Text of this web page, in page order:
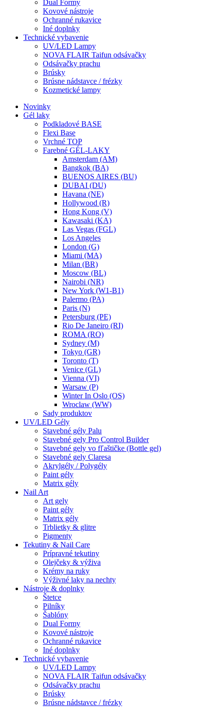
Dual Formy
Kovové nástroje
Ochranné rukavice
Iné doplnky
Technické vybavenie
UV/LED Lampy
NOVA FLAIR Taifun odsávačky
Odsávačky prachu
Brúsky
Brúsne nádstavce / frézky
Kozmetické lampy
Novinky
Gél laky
Podkladové BASE
Flexi Base
Vrchné TOP
Farebné GÉL-LAKY
Amsterdam (AM)
Bangkok (BA)
BUENOS AIRES (BU)
DUBAI (DU)
Havana (NE)
Hollywood (R)
Hong Kong (V)
Kawasaki (KA)
Las Vegas (FGL)
Los Angeles
London (G)
Miami (MA)
Milan (BR)
Moscow (BL)
Nairobi (NR)
New York (W1-B1)
Palermo (PA)
Paris (N)
Petersburg (PE)
Rio De Janeiro (RI)
ROMA (RO)
Sydney (M)
Tokyo (GR)
Toronto (T)
Venice (GL)
Vienna (VI)
Warsaw (P)
Winter In Oslo (OS)
Wroclaw (WW)
Sady produktov
UV/LED Gély
Stavebné gély Palu
Stavebné gely Pro Control Builder
Stavebné gely vo fľaštičke (Bottle gel)
Stavebné gely Claresa
Akrylgély / Polygély
Paint gély
Matrix gély
Nail Art
Art gely
Paint gély
Matrix gély
Trblietky & glitre
Pigmenty
Tekutiny & Nail Care
Prípravné tekutiny
Olejčeky & výživa
Krémy na ruky
Výživné laky na nechty
Nástroje & doplnky
Štetce
Pilníky
Šablóny
Dual Formy
Kovové nástroje
Ochranné rukavice
Iné doplnky
Technické vybavenie
UV/LED Lampy
NOVA FLAIR Taifun odsávačky
Odsávačky prachu
Brúsky
Brúsne nádstavce / frézky